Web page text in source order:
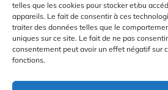
telles que les cookies pour stocker et/ou
appareils. Le fait de consentir à ces
traiter des données telles que le
uniques sur ce site. Le fait de ne pas
consentement peut avoir un effet négatif sur
fonctions.
Gestion des